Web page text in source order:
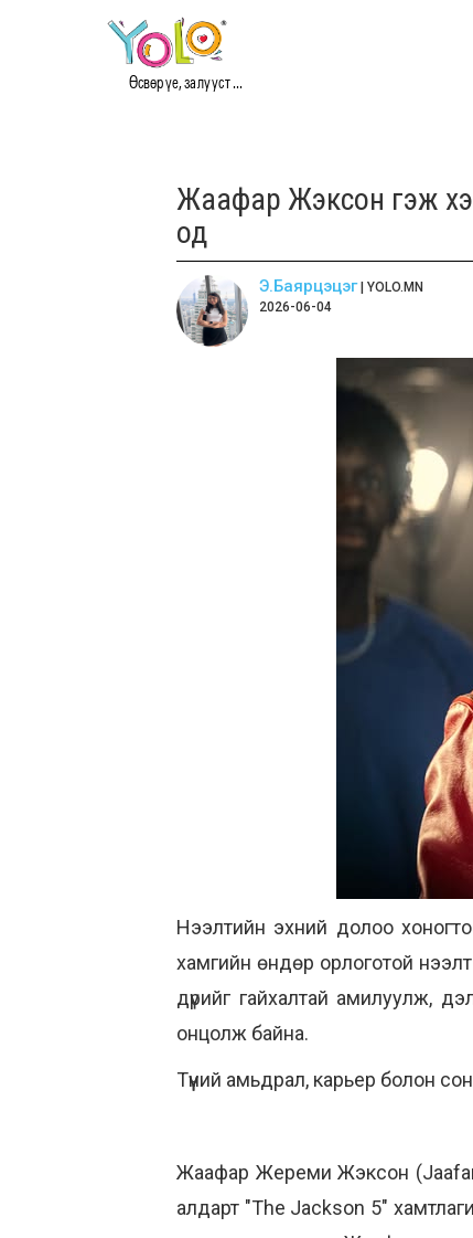
Өсвөр үе, залууст ...
Жаафар Жэксон гэж
од
Э.Баярцэцэг| YOLO.MN
2026-06-04
Нээлтийн эхний долоо
хамгийн өндөр орлоготой
дүрийг гайхалтай амилуулж,
онцолж байна.
Түүний амьдрал, карьер болон
Жаафар Жереми Жэксон (Jaafar
алдарт "The Jackson 5"